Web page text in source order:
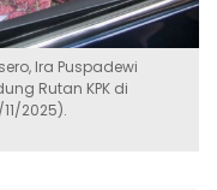
Ira Puspadewi
Rutan KPK di
2025).